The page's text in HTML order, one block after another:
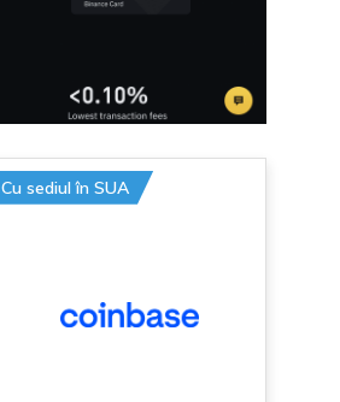
Cu sediul în SUA